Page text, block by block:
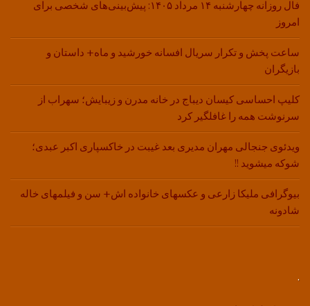
فال روزانه چهارشنبه ۱۴ مرداد ۱۴۰۵: پیش‌بینی‌های شخصی برای
امروز
ساعت پخش و تکرار سریال افسانه خورشید و ماه+ داستان و
بازیگران
کلیپ احساسی کیسان دیباج در خانه مدرن و زیبایش؛ سهراب از
سرنوشت همه را غافلگیر کرد
ویدئوی جنجالی مهران مدیری بعد غیبت در خاکسپاری اکبر عبدی؛
شوکه میشوید !!
بیوگرافی ملیکا زارعی و عکسهای خانواده اش+ سن و فیلمهای خاله
شادونه
.